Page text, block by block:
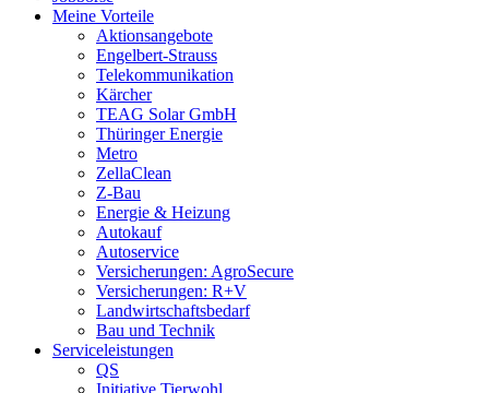
Meine Vorteile
Aktionsangebote
Engelbert-Strauss
Telekommunikation
Kärcher
TEAG Solar GmbH
Thüringer Energie
Metro
ZellaClean
Z-Bau
Energie & Heizung
Autokauf
Autoservice
Versicherungen: AgroSecure
Versicherungen: R+V
Landwirtschaftsbedarf
Bau und Technik
Service­­leistungen
QS